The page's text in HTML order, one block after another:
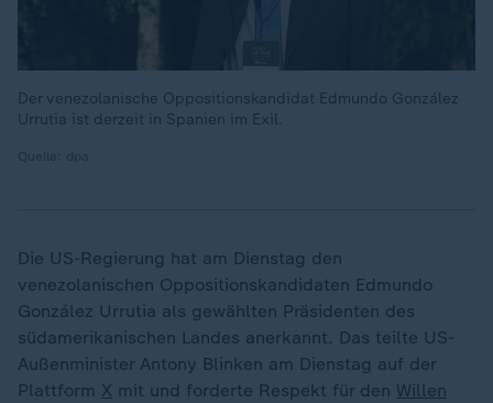
Der venezolanische Oppositionskandidat Edmundo González
Urrutia ist derzeit in Spanien im Exil.
Die US-Regierung hat am Dienstag den
venezolanischen Oppositionskandidaten Edmundo
González Urrutia als gewählten Präsidenten des
südamerikanischen Landes anerkannt. Das teilte US-
Außenminister Antony Blinken am Dienstag auf der
Plattform X mit und forderte Respekt für den Willen